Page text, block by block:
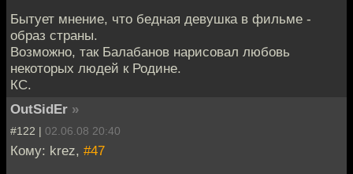
Бытует мнение, что бедная девушка в фильме -
образ страны.
Возможно, так Балабанов нарисовал любовь
некоторых людей к Родине.
КС.
OutSidEr »
#122 | 02.06.08 20:40
Кому: krez, #47